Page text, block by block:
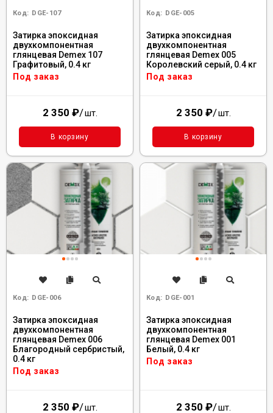
Код: DGE-107
Затирка эпоксидная
двухкомпонентная
глянцевая Demex 107
Графитовый, 0.4 кг
Под заказ
2 350 ₽/шт.
В корзину
Код: DGE-005
Затирка эпоксидная
двухкомпонентная
глянцевая Demex 005
Королевский серый, 0.4 кг
Под заказ
2 350 ₽/шт.
В корзину
Код: DGE-006
Затирка эпоксидная
двухкомпонентная
глянцевая Demex 006
Благородный сербристый,
0.4 кг
Под заказ
2 350 ₽/шт.
Код: DGE-001
Затирка эпоксидная
двухкомпонентная
глянцевая Demex 001
Белый, 0.4 кг
Под заказ
2 350 ₽/шт.